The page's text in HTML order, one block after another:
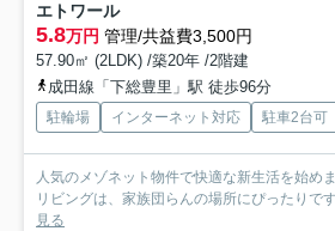
エトワール
5.8万円 管理/共益費3,500円
57.90㎡ (2LDK) /築20年 /2階建
成田線「下総豊里」駅 徒歩96分
駐輪場 インターネット対応 駐車2台可
人気のメゾネット物件で快適な新生活を始め
リビングは、家族団らんの場所にぴったりで
見る